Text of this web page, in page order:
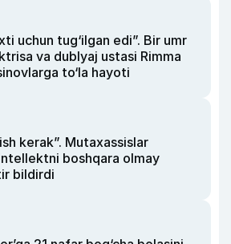
uchun tug‘ilgan edi”. Bir umr
va dublyaj ustasi Rimma
to‘la hayoti
kerak”. Mutaxassislar
boshqara olmay
bildirdi